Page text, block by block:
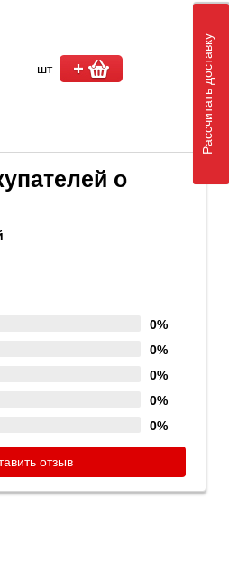
шт
о
0%
0%
0%
0%
0%
отзыв
Рассчитать доставку